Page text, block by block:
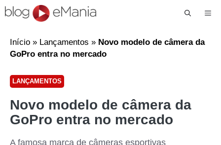
Início » Lançamentos » Novo modelo de câmera da
GoPro entra no mercado
LANÇAMENTOS
Novo modelo de câmera da
GoPro entra no mercado
A famosa marca de câmeras esportivas